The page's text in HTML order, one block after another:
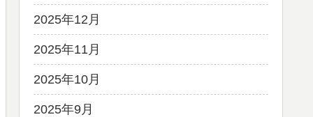
2025年12月
2025年11月
2025年10月
2025年9月